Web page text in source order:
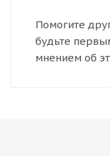
Помогите
будьте
мнением об